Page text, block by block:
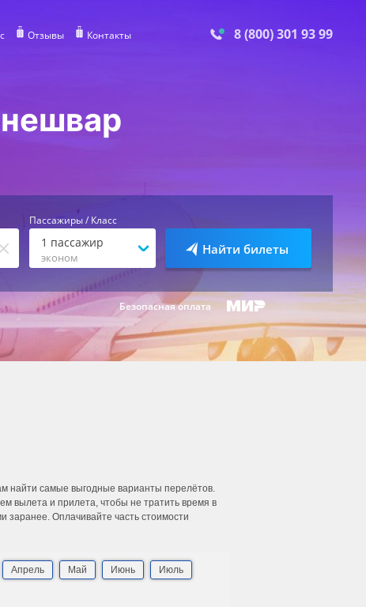
Отзывы Контакты 8 (800) 301 93 99
Пассажиры / Класс
1 пассажир
эконом
Найти билеты
Безопасная оплата
найти самые выгодные варианты перелётов.
вылета и прилета, чтобы не тратить время в
заранее. Оплачивайте часть стоимости
Апрель Май Июнь Июль